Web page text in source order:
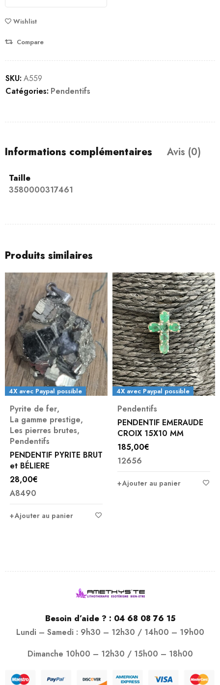
Wishlist
Compare
SKU: A559
Catégories: Pendentifs
Informations complémentaires Avis (0)
Taille
3580000317461
Produits similaires
4X avec Paypal possible
Pyrite de fer,
La gamme prestige,
Les pierres brutes,
Pendentifs
PENDENTIF PYRITE BRUT
et BÉLIERE
28,00€
A8490
Ajouter au panier
4X avec Paypal possible
Pendentifs
PENDENTIF EMERAUDE
CROIX 15X10 MM
185,00€
12656
Ajouter au panier
Besoin d’aide ? : 04 68 08 76 15
Lundi – Samedi : 9h30 – 12h30 / 14h00 – 19h00
Dimanche 10h00 – 12h30 / 15h00 – 18h00